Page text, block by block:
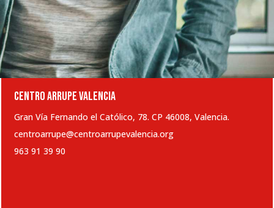
CENTRO ARRUPE VALENCIA
Gran Vía Fernando el Católico, 78. CP 46008, Valencia.
centroarrupe@centroarrupevalencia.org
963 91 39 90